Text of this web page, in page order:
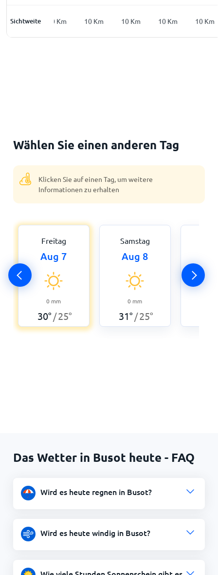
Sichtweite
10Km 10 Km 10 Km 10 Km 10 Km 10 Km
Wählen Sie einen anderen Tag
Klicken Sie auf einen Tag, um weitere
Informationen zu erhalten
Freitag
Aug 7
0 mm
30° /25°
Samstag
Aug 8
0 mm
31° /25°
Das Wetter in Busot heute - FAQ
Wird es heute regnen in Busot?
Wird es heute windig in Busot?